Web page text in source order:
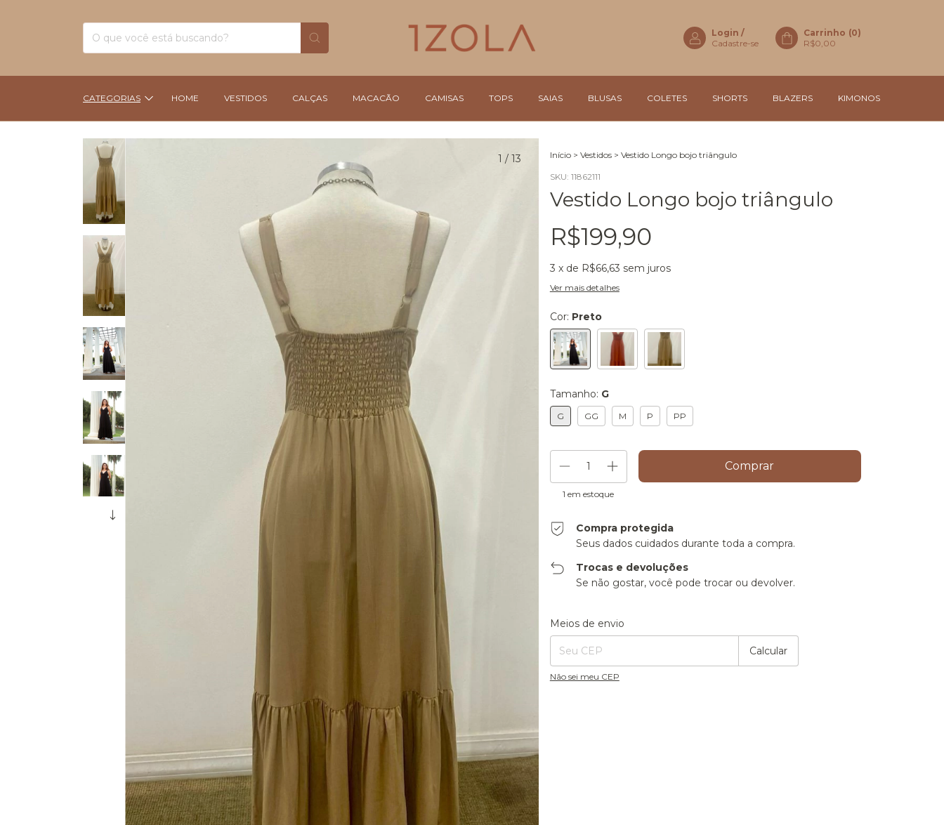
Login /
Cadastre-se
Carrinho (0)
R$0,00
CATEGORIAS HOME VESTIDOS CALÇAS MACACÃO CAMISAS TOPS SAIAS BLUSAS COLETES SHORTS BLAZERS KIMONOS
1 / 13 Início > Vestidos > Vestido Longo bojo triângulo
SKU: 11862111
Vestido Longo bojo triângulo
R$199,90
3 x de R$66,63 sem juros
Ver mais detalhes
Cor: Preto
Tamanho: G
G GG M P PP
1 em estoque
Compra protegida
Seus dados cuidados durante toda a compra.
Trocas e devoluções
Se não gostar, você pode trocar ou devolver.
Entregas para o CEP:
Meios de envio
Calcular
Não sei meu CEP